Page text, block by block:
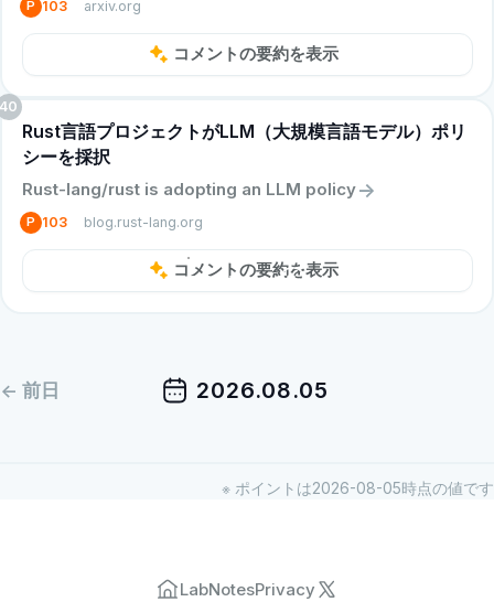
P 103 arxiv.org
コメントの要約を表示
40
Rust言語プロジェクトがLLM（大規模言語モデル）ポリ
シーを採択
Rust-lang/rust is adopting an LLM policy->
P 103 blog.rust-lang.org
コメントの要約を表示
<- 前日 2026.08.05
※ ポイントは2026-08-05時点の値です
LabNotesPrivacy
menu